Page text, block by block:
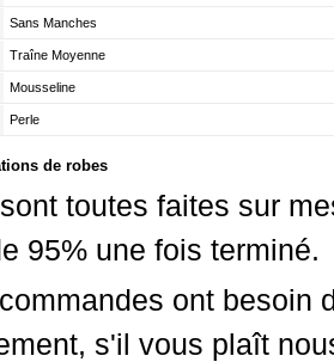
Sans Manches
Traîne Moyenne
Mousseline
Perle
de robes
toutes faites sur
95% une fois terminé.
ont besoin
s'il vous plaît